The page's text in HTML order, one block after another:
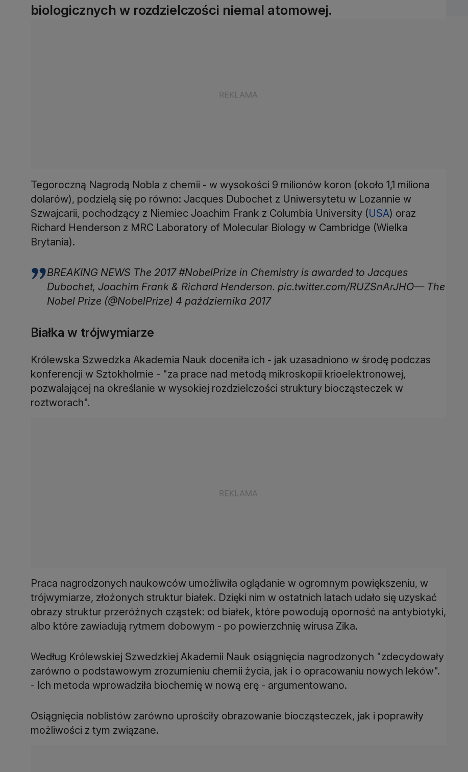
biologicznych w rozdzielczości niemal atomowej.
Tegoroczną Nagrodą Nobla z chemii - w wysokości 9 milionów koron (około 1,1 miliona
dolarów), podzielą się po równo: Jacques Dubochet z Uniwersytetu w Lozannie w
Szwajcarii, pochodzący z Niemiec Joachim Frank z Columbia University (USA) oraz
Richard Henderson z MRC Laboratory of Molecular Biology w Cambridge (Wielka
Brytania).
BREAKING NEWS The 2017 #NobelPrize in Chemistry is awarded to Jacques
Dubochet, Joachim Frank & Richard Henderson. pic.twitter.com/RUZSnArJHO— The
Nobel Prize (@NobelPrize) 4 października 2017
Białka w trójwymiarze
Królewska Szwedzka Akademia Nauk doceniła ich - jak uzasadniono w środę podczas
konferencji w Sztokholmie - "za prace nad metodą mikroskopii krioelektronowej,
pozwalającej na określanie w wysokiej rozdzielczości struktury biocząsteczek w
roztworach".
Praca nagrodzonych naukowców umożliwiła oglądanie w ogromnym powiększeniu, w
trójwymiarze, złożonych struktur białek. Dzięki nim w ostatnich latach udało się uzyskać
obrazy struktur przeróżnych cząstek: od białek, które powodują oporność na antybiotyki,
albo które zawiadują rytmem dobowym - po powierzchnię wirusa Zika.
Według Królewskiej Szwedzkiej Akademii Nauk osiągnięcia nagrodzonych "zdecydowały
zarówno o podstawowym zrozumieniu chemii życia, jak i o opracowaniu nowych leków".
- Ich metoda wprowadziła biochemię w nową erę - argumentowano.
Osiągnięcia noblistów zarówno uprościły obrazowanie biocząsteczek, jak i poprawiły
możliwości z tym związane.